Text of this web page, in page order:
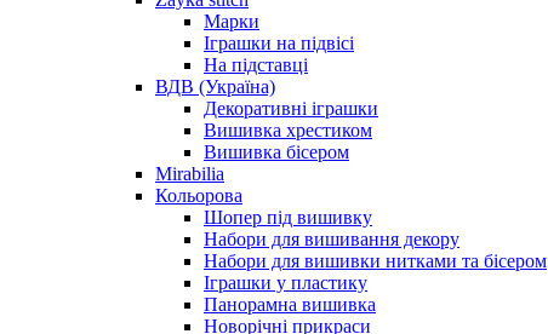
Марки
Іграшки на підвісі
На підставці
ВДВ (Україна)
Декоративні іграшки
Вишивка хрестиком
Вишивка бісером
Mirabilia
Кольорова
Шопер під вишивку
Набори для вишивання декору
Набори для вишивки нитками та бісером
Іграшки у пластику
Панорамна вишивка
Новорічні прикраси